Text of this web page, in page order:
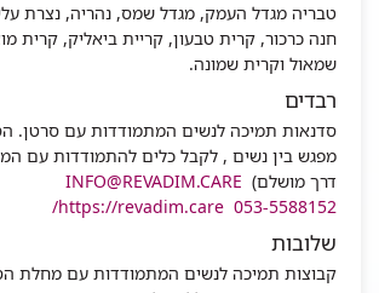
טבריה מגדל העמק, מגדל שמס, נהריה, נצרת
חנה כרכור, קרית טבעון, קריית ביאליק, קרית
שמאול וקרית שמונה.
רבדים
סדנאות תמיכה לנשים המתמודדות עם סרטן.
מפגש בין נשים , לקבל כלים להתמודדות עם
דרך מושלם) INFO@REVADIM.CARE
053-5588152
https://revadim.care/
שלובות
קבוצות תמיכה לנשים המתמודדות עם מחלת